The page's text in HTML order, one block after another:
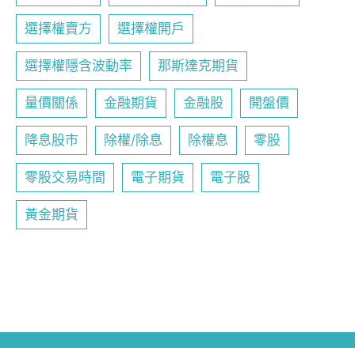
選擇權賣方 選擇權開戶
選擇權隱含波動率 那斯達克期貨
量價關係 金融期貨 金融股 開盤價
降息股市 除權/除息 除權息 零股
零股交易時間 電子期貨 電子股
黃金期貨